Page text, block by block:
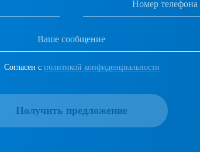
Согласен с политикой конфиденциальности
Получить предложение